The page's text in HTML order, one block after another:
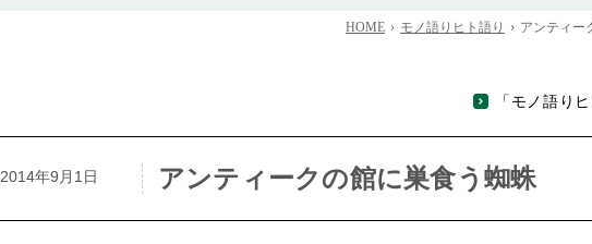
HOME モノ語りヒト語り アンティー
「モノ語り
2014年9月1日 アンティークの館に巣食う蜘蛛